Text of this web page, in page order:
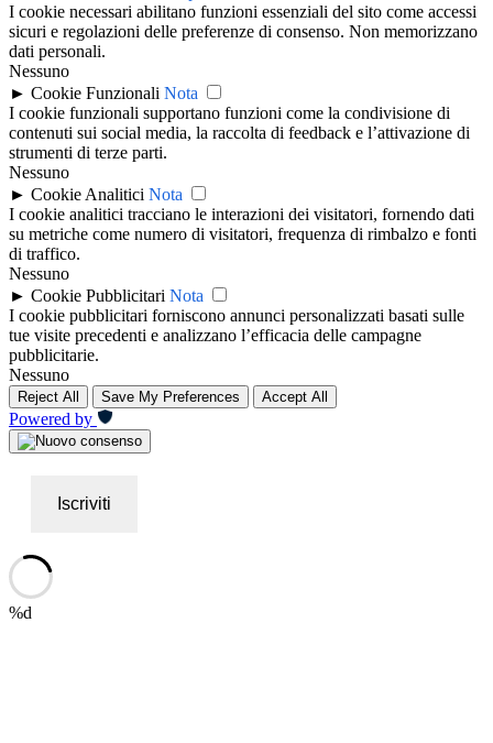
I cookie necessari abilitano funzioni essenziali del sito come accessi
sicuri e regolazioni delle preferenze di consenso. Non memorizzano
dati personali.
Nessuno
► Cookie Funzionali Nota
I cookie funzionali supportano funzioni come la condivisione di
contenuti sui social media, la raccolta di feedback e l’attivazione di
strumenti di terze parti.
Nessuno
► Cookie Analitici Nota
I cookie analitici tracciano le interazioni dei visitatori, fornendo dati
su metriche come numero di visitatori, frequenza di rimbalzo e fonti
di traffico.
Nessuno
► Cookie Pubblicitari Nota
I cookie pubblicitari forniscono annunci personalizzati basati sulle
tue visite precedenti e analizzano l’efficacia delle campagne
pubblicitarie.
Nessuno
Reject All Save My Preferences Accept All
Powered by
Iscriviti
%d